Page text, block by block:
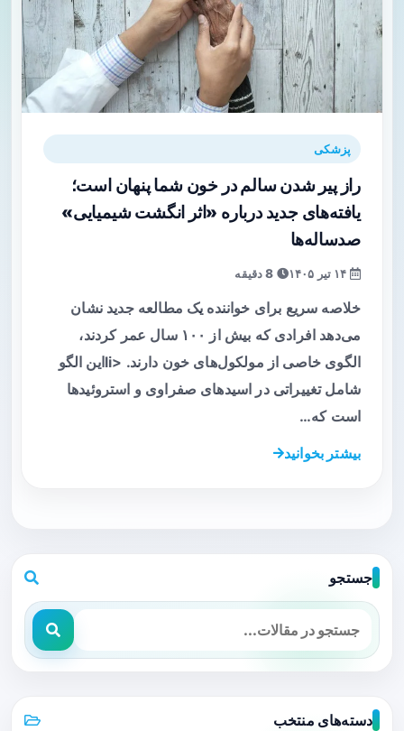
پزشکی
راز پیر شدن سالم در خون شما پنهان است؛
یافته‌های جدید درباره «اثر انگشت شیمیایی»
صدساله‌ها
خلاصه سریع برای خواننده یک مطالعه جدید نشان
می‌دهد افرادی که بیش از ۱۰۰ سال عمر کردند،
الگوی خاصی از مولکول‌های خون دارند. <liاین الگو
شامل تغییراتی در اسیدهای صفراوی و استروئیدها
است که…
بیشتر بخوانید
جستجو
دسته‌های منتخب